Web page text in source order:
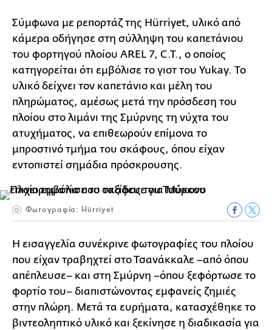
Σύμφωνα με ρεπορτάζ της Hürriyet, υλικό από
κάμερα οδήγησε στη σύλληψη του καπετάνιου
του φορτηγού πλοίου AREL 7, C.T., ο οποίος
κατηγορείται ότι εμβόλισε το γιοτ του Yukay. Το
υλικό δείχνει τον καπετάνιο και μέλη του
πληρώματος, αμέσως μετά την πρόσδεση του
πλοίου στο λιμάνι της Σμύρνης τη νύχτα του
ατυχήματος, να επιθεωρούν επίμονα το
μπροστινό τμήμα του σκάφους, όπου είχαν
εντοπιστεί σημάδια πρόσκρουσης.
Φωτογραφία: Hürriyet
Η εισαγγελία συνέκρινε φωτογραφίες του πλοίου
που είχαν τραβηχτεί στο Τσανάκκαλε –από όπου
απέπλευσε– και στη Σμύρνη –όπου ξεφόρτωσε το
φορτίο του– διαπιστώνοντας εμφανείς ζημιές
στην πλώρη. Μετά τα ευρήματα, κατασχέθηκε το
βιντεοληπτικό υλικό και ξεκίνησε η διαδικασία για